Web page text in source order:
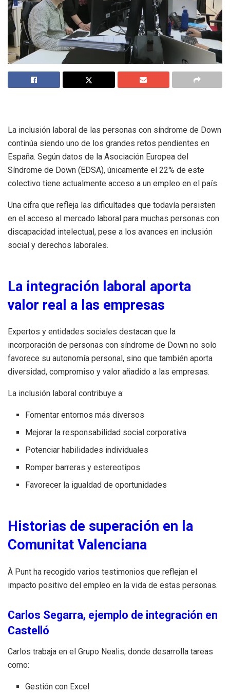
La inclusión laboral de las personas con síndrome de Down
continúa siendo uno de los grandes retos pendientes en
España. Según datos de la Asociación Europea del
Síndrome de Down (EDSA), únicamente el 22% de este
colectivo tiene actualmente acceso a un empleo en el país.
Una cifra que refleja las dificultades que todavía persisten
en el acceso al mercado laboral para muchas personas con
discapacidad intelectual, pese a los avances en inclusión
social y derechos laborales.
La integración laboral aporta
valor real a las empresas
Expertos y entidades sociales destacan que la
incorporación de personas con síndrome de Down no solo
favorece su autonomía personal, sino que también aporta
diversidad, compromiso y valor añadido a las empresas.
La inclusión laboral contribuye a:
Fomentar entornos más diversos
Mejorar la responsabilidad social corporativa
Potenciar habilidades individuales
Romper barreras y estereotipos
Favorecer la igualdad de oportunidades
Historias de superación en la
Comunitat Valenciana
À Punt ha recogido varios testimonios que reflejan el
impacto positivo del empleo en la vida de estas personas.
Carlos Segarra, ejemplo de integración en
Castelló
Carlos trabaja en el Grupo Nealis, donde desarrolla tareas
como:
Gestión con Excel